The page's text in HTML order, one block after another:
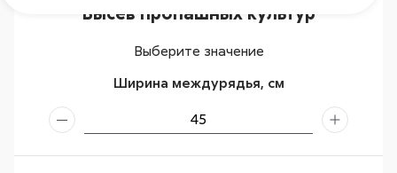
Высев пропашных культур
Выберите значение
Ширина междурядья, см